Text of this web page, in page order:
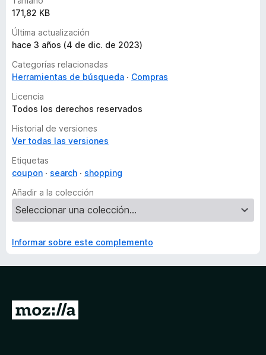
171,82 KB
Última actualización
hace 3 años (4 de dic. de 2023)
Categorías relacionadas
Herramientas de búsqueda
Compras
Licencia
Todos los derechos reservados
Historial de versiones
Ver todas las versiones
Etiquetas
coupon
search
shopping
Añadir a la colección
Informar sobre este complemento